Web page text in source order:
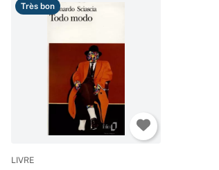
Très bon
LIVRE